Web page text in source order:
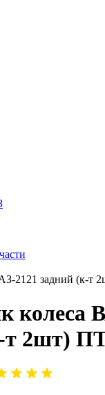
2121 задний (к-т
колеса
т 2шт)